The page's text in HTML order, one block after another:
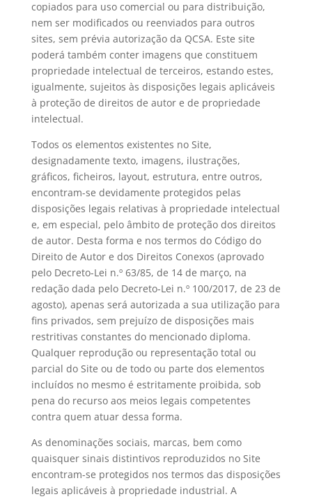
copiados para uso comercial ou para distribuição,
nem ser modificados ou reenviados para outros
sites, sem prévia autorização da QCSA. Este site
poderá também conter imagens que constituem
propriedade intelectual de terceiros, estando estes,
igualmente, sujeitos às disposições legais aplicáveis
à proteção de direitos de autor e de propriedade
intelectual.
Todos os elementos existentes no Site,
designadamente texto, imagens, ilustrações,
gráficos, ficheiros, layout, estrutura, entre outros,
encontram-se devidamente protegidos pelas
disposições legais relativas à propriedade intelectual
e, em especial, pelo âmbito de proteção dos direitos
de autor. Desta forma e nos termos do Código do
Direito de Autor e dos Direitos Conexos (aprovado
pelo Decreto-Lei n.º 63/85, de 14 de março, na
redação dada pelo Decreto-Lei n.º 100/2017, de 23 de
agosto), apenas será autorizada a sua utilização para
fins privados, sem prejuízo de disposições mais
restritivas constantes do mencionado diploma.
Qualquer reprodução ou representação total ou
parcial do Site ou de todo ou parte dos elementos
incluídos no mesmo é estritamente proibida, sob
pena do recurso aos meios legais competentes
contra quem atuar dessa forma.
As denominações sociais, marcas, bem como
quaisquer sinais distintivos reproduzidos no Site
encontram-se protegidos nos termos das disposições
legais aplicáveis à propriedade industrial. A